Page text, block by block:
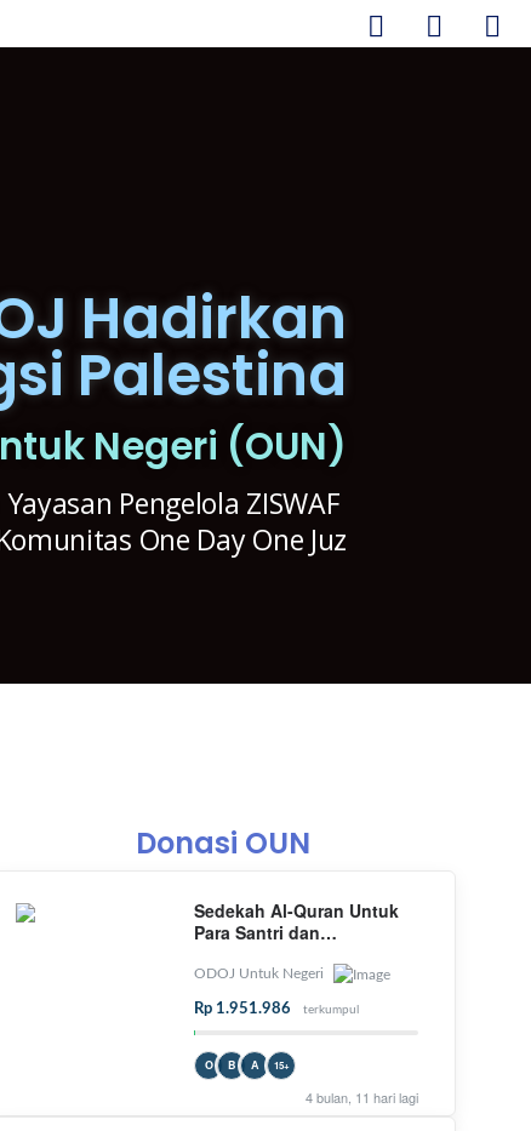
Hadirkan
Palestina
Negeri (OUN)
Pengelola ZISWAF
One Day One Juz
Donasi OUN
Sedekah Al-Quran Untuk
Para Santri dan
Membutuhkan
ODOJ Untuk Negeri
Rp 1.951.986 terkumpul
O B A 15+
4 bulan, 11 hari lagi